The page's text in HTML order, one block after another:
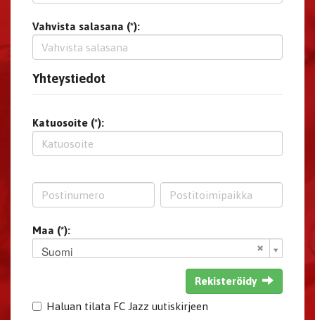
Vahvista salasana (*):
Yhteystiedot
Katuosoite (*):
Maa (*):
Suomi
Rekisteröidy
Haluan tilata FC Jazz uutiskirjeen